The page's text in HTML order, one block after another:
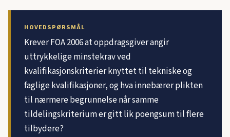
HOVEDSPØRSMÅL
Krever FOA 2006 at oppdragsgiver angir
uttrykkelige minstekrav ved
kvalifikasjonskriterier knyttet til tekniske og
faglige kvalifikasjoner, og hva innebærer plikten
til nærmere begrunnelse når samme
tildelingskriterium er gitt lik poengsum til flere
tilbydere?